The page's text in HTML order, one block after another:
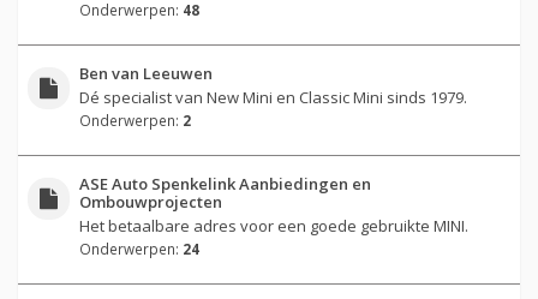
Onderwerpen: 48
Ben van Leeuwen
Dé specialist van New Mini en Classic Mini sinds 1979.
Onderwerpen: 2
ASE Auto Spenkelink Aanbiedingen en
Ombouwprojecten
Het betaalbare adres voor een goede gebruikte MINI.
Onderwerpen: 24